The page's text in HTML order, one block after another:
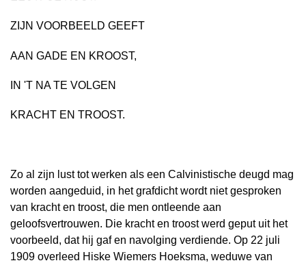
ZIJN VOORBEELD GEEFT
AAN GADE EN KROOST,
IN 'T NA TE VOLGEN
KRACHT EN TROOST.
Zo al zijn lust tot werken als een Calvinistische deugd mag
worden aangeduid, in het grafdicht wordt niet gesproken
van kracht en troost, die men ontleende aan
geloofsvertrouwen. Die kracht en troost werd geput uit het
voorbeeld, dat hij gaf en navolging verdiende. Op 22 juli
1909 overleed Hiske Wiemers Hoeksma, weduwe van